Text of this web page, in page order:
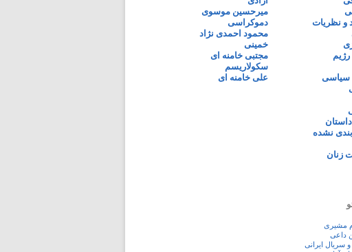
و نظریات
رژیم
سیاسی
نشده
زنان
میرحسین موسوی
دموکراسی
محمود احمدی نژاد
خمینی
مجتبی خامنه ای
سکولاریسم
علی خامنه ای
مشیری
داعی
و سريال ايرانی